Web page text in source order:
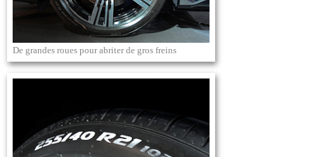
De grandes roues pour abriter de gros freins